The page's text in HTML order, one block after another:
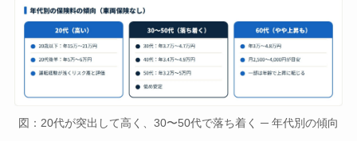
図：20代が突出して高く、30〜50代で落ち着く ─ 年代別の傾向